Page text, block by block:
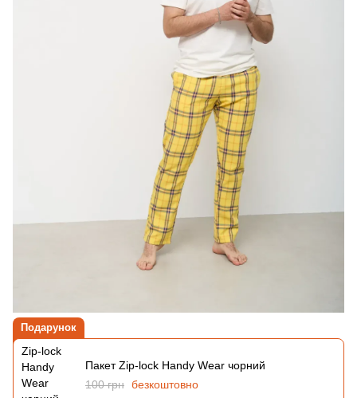
Подарунок
Пакет Zip-lock Handy Wear чорний
100 грн безкоштовно